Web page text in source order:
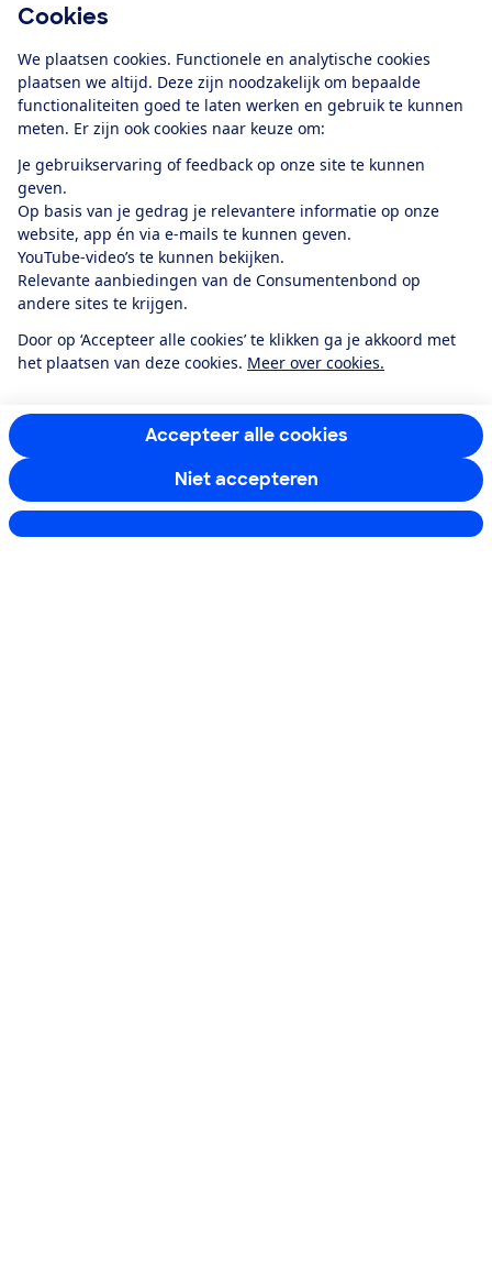
Cookies
We plaatsen cookies. Functionele en analytische cookies
plaatsen we altijd. Deze zijn noodzakelijk om bepaalde
functionaliteiten goed te laten werken en gebruik te kunnen
meten. Er zijn ook cookies naar keuze om:
Je gebruikservaring of feedback op onze site te kunnen
geven.
Op basis van je gedrag je relevantere informatie op onze
website, app én via e-mails te kunnen geven.
YouTube-video’s te kunnen bekijken.
Relevante aanbiedingen van de Consumentenbond op
andere sites te krijgen.
Door op ‘Accepteer alle cookies’ te klikken ga je akkoord met
het plaatsen van deze cookies. Meer over cookies.
Accepteer alle cookies
Niet accepteren
abonnement
Refurbished kan goedkoper zijn
Soms kan eenrefurbishedsmartphone goedkoper
zijn. Refurbished telefoons zijn gebruikt, maar
opgeknapt. Daarbij zijn versleten onderdelen zoals het
scherm en de batterij mogelijk vervangen. Meer
weten? Lees het artikel
op?
Lees verder
Goedkoopste iPhones in de vergelijker
De beste smartphones zonder maximumprijs
Artikelen binnen Koopadvies